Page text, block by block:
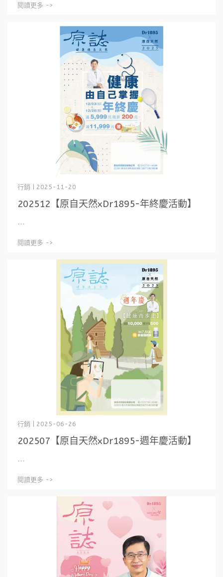
閱讀更多 ->
202512【原自天然xDr1895-年終慶活動】
行銷 | 2025-11-20
⋯
閱讀更多 ->
202507【原自天然xDr1895-週年慶活動】
行銷 | 2025-06-26
⋯
閱讀更多 ->